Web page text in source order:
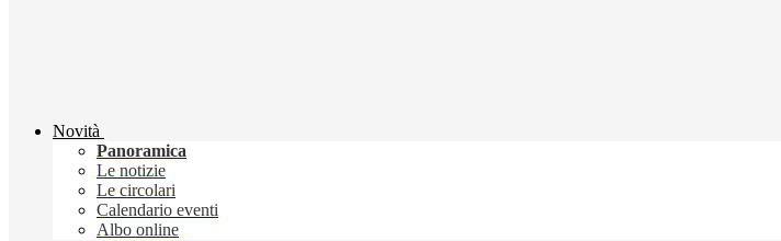
Novità
Panoramica
Le notizie
Le circolari
Calendario eventi
Albo online